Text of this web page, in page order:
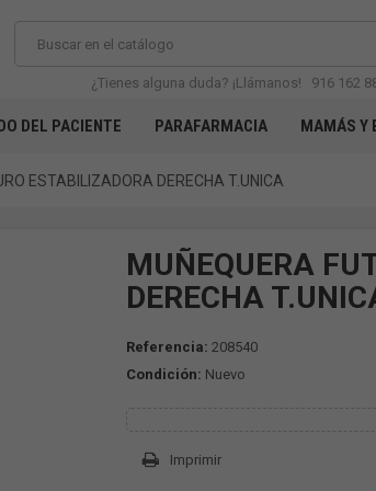
¿Tienes alguna duda? ¡Llámanos! 916 162
DEL PACIENTE PARAFARMACIA MAMÁS Y
ESTABILIZADORA DERECHA T.UNICA
MUÑEQUERA
DERECHA
Referencia: 208540
Condición: Nuevo
Imprimir